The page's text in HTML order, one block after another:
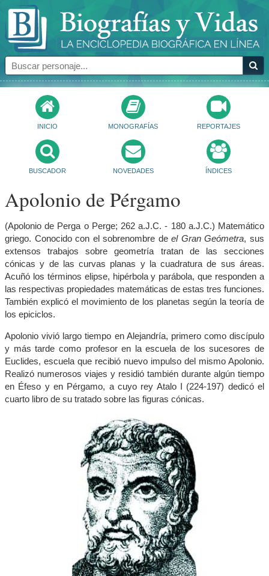
INICIO MONOGRAFÍAS REPORTAJES
BUSCADOR NOVEDADES ÍNDICES
Apolonio de Pérgamo
(Apolonio de Perga o Perge; 262 a.J.C. - 180 a.J.C.) Matemático
griego. Conocido con el sobrenombre deel Gran Geómetra, sus
extensos trabajos sobre geometría tratan de las secciones
cónicas y de las curvas planas y la cuadratura de sus áreas.
Acuñó los términos elipse, hipérbola y parábola, que responden a
las respectivas propiedades matemáticas de estas tres funciones.
También explicó el movimiento de los planetas según la teoría de
los epiciclos.
Apolonio vivió largo tiempo en Alejandría, primero como discípulo
y más tarde como profesor en la escuela de los sucesores de
Euclides, escuela que recibió nuevo impulso del mismo Apolonio.
Realizó numerosos viajes y residió también durante algún tiempo
en Éfeso y en Pérgamo, a cuyo rey Atalo I (224-197) dedicó el
cuarto libro de su tratado sobre las figuras cónicas.